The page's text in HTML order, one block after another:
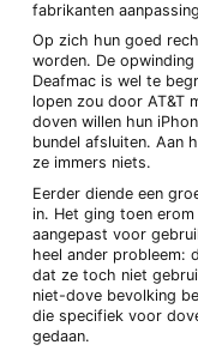
fabrikanten
Op zich hun goed
worden. De
Deafmac is wel te
lopen zou door AT&T
doven willen hun
bundel afsluiten. Aan
ze immers niets.
Eerder diende een
in. Het ging toen
aangepast voor
heel ander probleem:
dat ze toch niet
niet-dove bevolking
die specifiek voor
gedaan.